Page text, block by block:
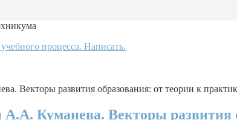
Векторы развития образования: от теории к
Куманева. Векторы развития